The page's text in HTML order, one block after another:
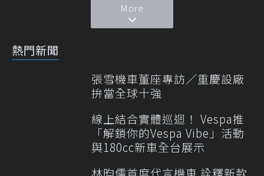
More
熱門新聞
張雪機車董座專訪／重慶設廠
拚當全球十強
線上結合實體巡迴！ Vespa推
「解鎖你的Vespa Vibe」活動
與180cc新車全台展示
林昀儒首度代言機車 詮釋新款